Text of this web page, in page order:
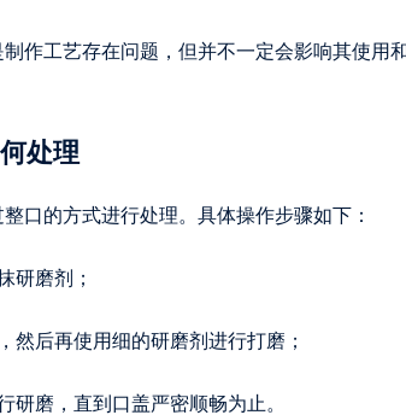
作工艺存在问题，但并不一定会影响其使用
处理
口的方式进行处理。具体操作步骤如下：
研磨剂；
然后再使用细的研磨剂进行打磨；
研磨，直到口盖严密顺畅为止。